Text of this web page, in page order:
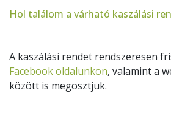
Hol találom a várható kaszálási
A kaszálási rendet rendszeresen
Facebook oldalunkon, valamint a
között is megosztjuk.